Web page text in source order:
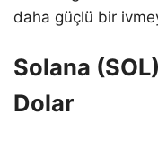
daha güçlü bir
Solana
Dolar